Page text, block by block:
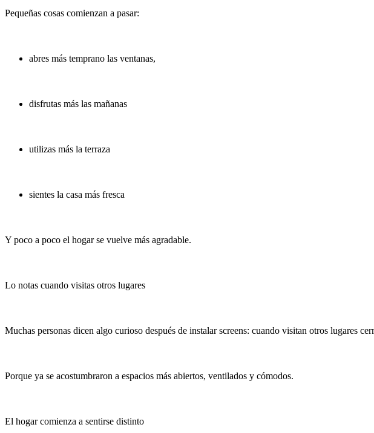
Pequeñas cosas comienzan a pasar:
abres más temprano las ventanas,
disfrutas más las mañanas
utilizas más la terraza
sientes la casa más fresca
Y poco a poco el hogar se vuelve más agradable.
Lo notas cuando visitas otros lugares
Muchas personas dicen algo curioso después de instalar screens: cuando visitan otros lugares
Porque ya se acostumbraron a espacios más abiertos, ventilados y cómodos.
El hogar comienza a sentirse distinto